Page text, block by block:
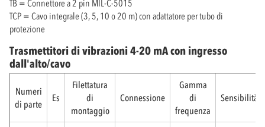
TB = Connettore a 2 pin MIL-C-5015
TCP = Cavo integrale (3, 5, 10 o 20 m) con adattatore per tubo di
protezione
Trasmettitori di vibrazioni 4-20 mA con ingresso
dall'alto/cavo
Numeri
di parte
Es
Filettatura
di
montaggio
Connessione
Gamma
di
frequenza
Sensibilità